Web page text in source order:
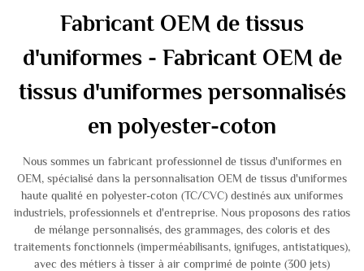
Fabricant OEM de tissus
d'uniformes - Fabricant OEM de
tissus d'uniformes personnalisés
en polyester-coton
Nous sommes un fabricant professionnel de tissus d'uniformes en
OEM, spécialisé dans la personnalisation OEM de tissus d'uniformes
haute qualité en polyester-coton (TC/CVC) destinés aux uniformes
industriels, professionnels et d'entreprise. Nous proposons des ratios
de mélange personnalisés, des grammages, des coloris et des
traitements fonctionnels (imperméabilisants, ignifuges, antistatiques),
avec des métiers à tisser à air comprimé de pointe (300 jets)